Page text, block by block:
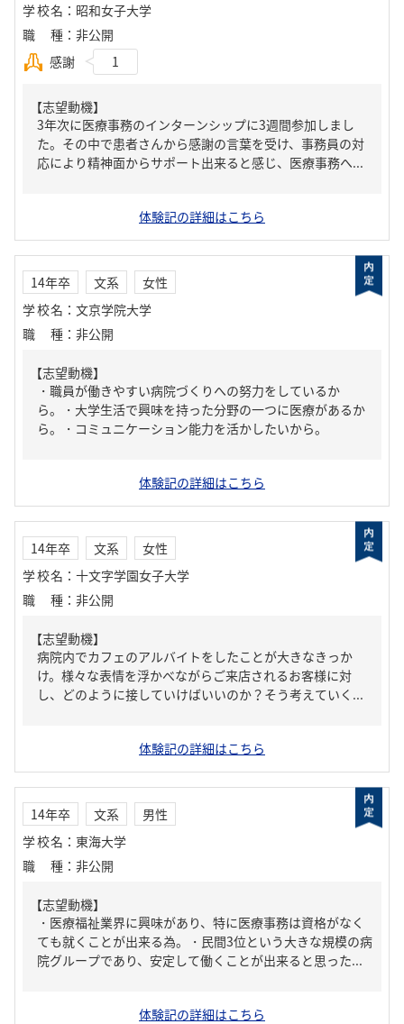
学校名 ： 昭和女子大学
職種 ： 非公開
感謝
1
【志望動機】
3年次に医療事務のインターンシップに3週間参加しまし
た。その中で患者さんから感謝の言葉を受け、事務員の対
応により精神面からサポート出来ると感じ、医療事務へ...
体験記の詳細はこちら
14年卒 文系
女性
学校名 ： 文京学院大学
職種 ： 非公開
【志望動機】
・職員が働きやすい病院づくりへの努力をしているか
ら。・大学生活で興味を持った分野の一つに医療があるか
ら。・コミュニケーション能力を活かしたいから。
体験記の詳細はこちら
14年卒 文系
女性
学校名 ： 十文字学園女子大学
職種 ： 非公開
【志望動機】
病院内でカフェのアルバイトをしたことが大きなきっか
け。様々な表情を浮かべながらご来店されるお客様に対
し、どのように接していけばいいのか？そう考えていく...
体験記の詳細はこちら
14年卒 文系
男性
学校名 ： 東海大学
職種 ： 非公開
【志望動機】
・医療福祉業界に興味があり、特に医療事務は資格がなく
ても就くことが出来る為。・民間3位という大きな規模の病
院グループであり、安定して働くことが出来ると思った...
体験記の詳細はこちら